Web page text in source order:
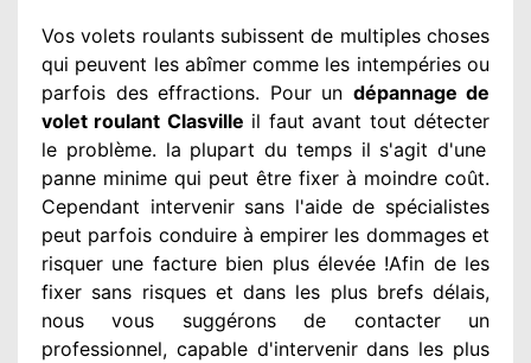
Vos volets roulants subissent de multipleschoses
qui peuvent les abîmercomme les intempéries ou
parfois des effractions. Pour un dépannage de
volet roulant Clasville il faut avant tout détecter
le problème. la plupart du tempsil s'agit d'une
panne minime qui peut être fixer à moindre coût.
Cependant intervenirsans l'aide de spécialistes
peut parfois conduire à empirer les dommageset
risquer une facture bien plus élevée!Afin de les
fixer sans risques et dans les plus brefsdélais,
nous vous suggéronsde contacterun
professionnel, capable d'intervenirdans les plus